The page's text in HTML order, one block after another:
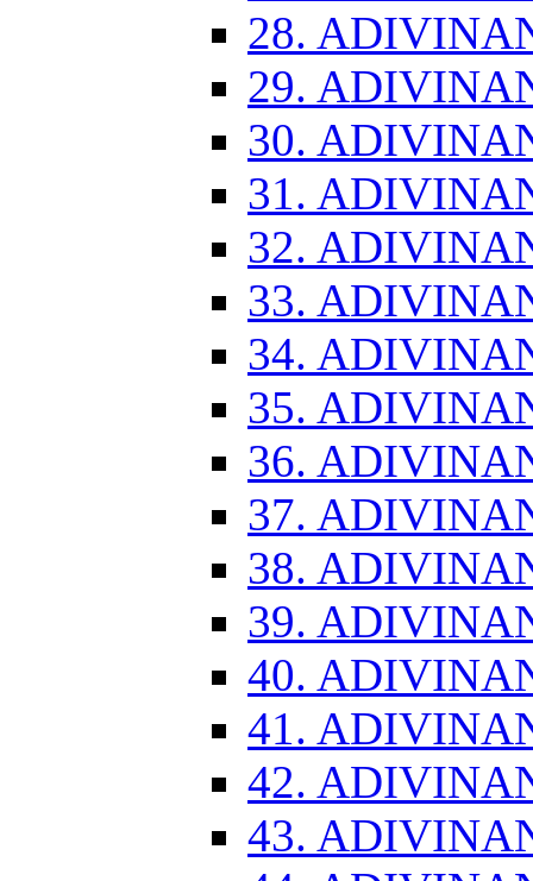
28.
29.
30.
31.
32.
33.
34.
35.
36.
37.
38.
39.
40.
41.
42.
43.